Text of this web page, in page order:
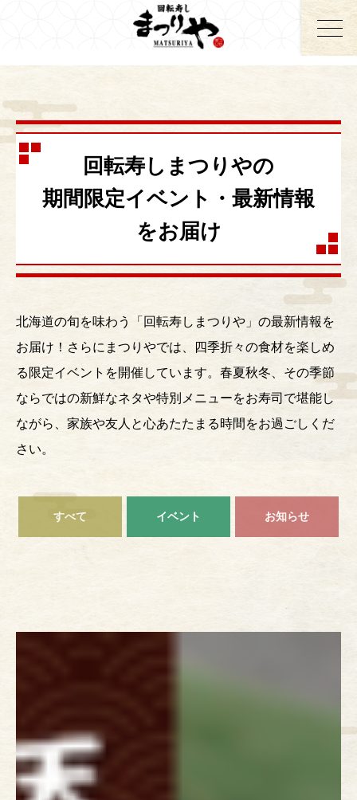
回転寿しまつりやの
期間限定イベント・最新情報
をお届け
北海道の旬を味わう「回転寿しまつりや」の最新情報を
お届け！さらにまつりやでは、四季折々の食材を楽しめ
る限定イベントを開催しています。春夏秋冬、その季節
ならではの新鮮なネタや特別メニューをお寿司で堪能し
ながら、家族や友人と心あたたまる時間をお過ごしくだ
さい。
すべて イベント お知らせ